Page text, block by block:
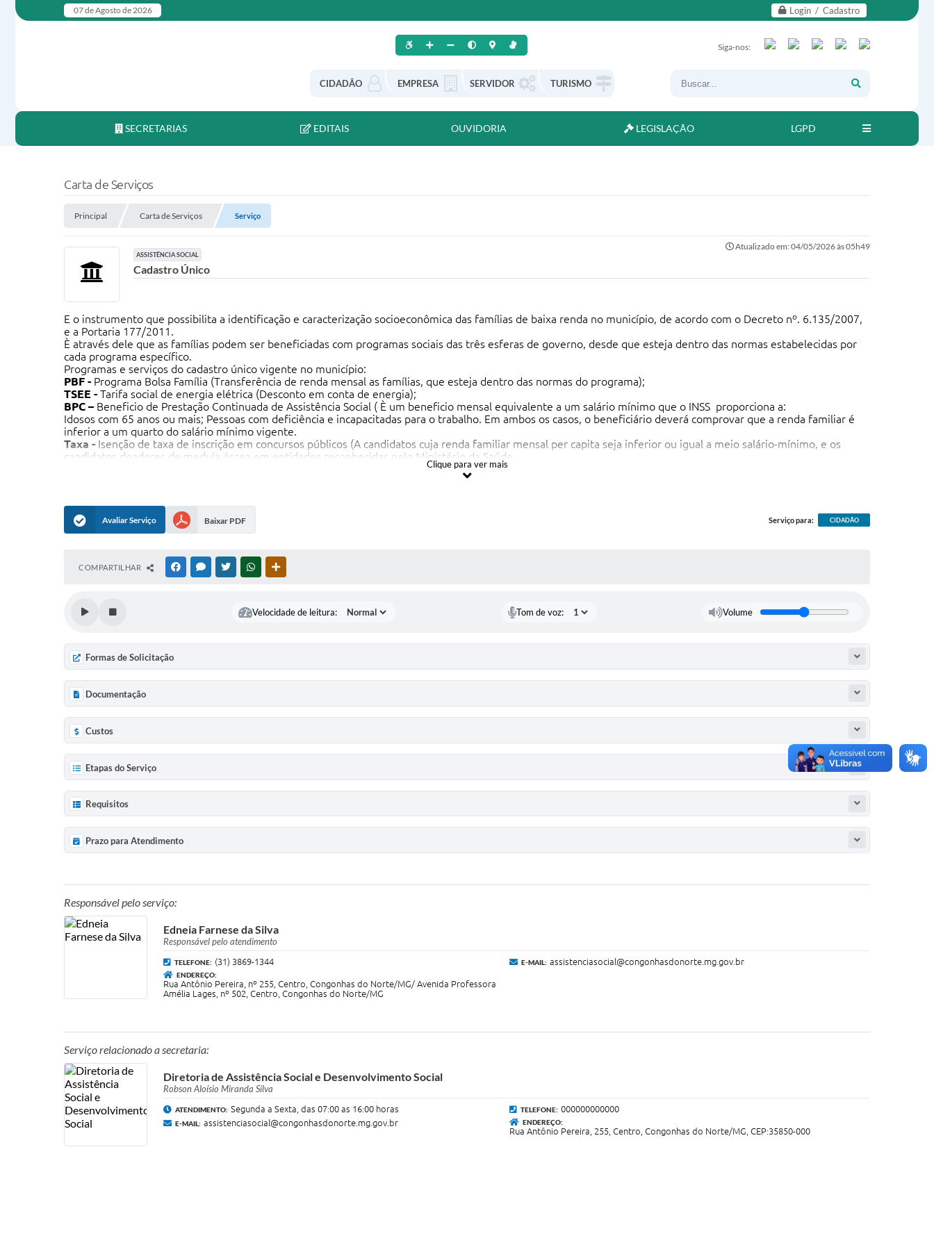
Login / Cadastro
07 de Agosto de 2026
CIDADÃO EMPRESA SERVIDOR TURISMO
Siga-nos:
SECRETARIAS EDITAIS OUVIDORIA LEGISLAÇÃO LGPD
Carta de Serviços
Principal Carta de Serviços Serviço
Atualizado em: 04/05/2026 às 05h49
ASSISTÊNCIA SOCIAL
Cadastro Único
E o instrumento que possibilita a identificação e caracterização socioeconômica das famílias de baixa renda no município, de acordo com o Decreto nº. 6.135/2007,
e a Portaria 177/2011.
È através dele que as famílias podem ser beneficiadas com programas sociais das três esferas de governo, desde que esteja dentro das normas estabelecidas por
cada programa específico.
Programas e serviços do cadastro único vigente no município:
PBF - Programa Bolsa Família (Transferência de renda mensal as famílias, que esteja dentro das normas do programa);
TSEE - Tarifa social de energia elétrica (Desconto em conta de energia);
BPC – Beneficio de Prestação Continuada de Assistência Social ( È um beneficio mensal equivalente a um salário mínimo que o INSS proporciona a:
Idosos com 65 anos ou mais; Pessoas com deficiência e incapacitadas para o trabalho. Em ambos os casos, o beneficiário deverá comprovar que a renda familiar é
inferior a um quarto do salário mínimo vigente.
Taxa - Isenção de taxa de inscrição em concursos públicos (A candidatos cuja renda familiar mensal per capita seja inferior ou igual a meio salário-mínimo, e os
candidatos doadores de medula óssea em entidades reconhecidas pelo Ministério da Saúde.
(Válido para homens e mulheres com 60 anos ou mais e que tenham renda igual ou inferior a dois salários mínimos, garantindo a gratuidade ou
desconto mínimo de metade do valor de passagens interestaduais (trens, ônibus e barcos).
Clique para ver mais
Avaliar Serviço Baixar PDF Serviço para: CIDADÃO
COMPARTILHAR FACEBOOKMESSENGER
TWITTERWHATSAPP
Velocidade de leitura: Tom de voz: Volume
Formas de Solicitação
Documentação
Custos
Etapas do Serviço
Requisitos
Prazo para Atendimento
Responsável pelo serviço:
Edneia Farnese da Silva
Responsável pelo atendimento
TELEFONE: (31) 3869-1344 E-MAIL: assistenciasocial@congonhasdonorte.mg.gov.br
ENDEREÇO:
Rua Antônio Pereira, nº 255, Centro, Congonhas do Norte/MG/ Avenida Professora
Amélia Lages, nº 502, Centro, Congonhas do Norte/MG
Serviço relacionado a secretaria:
Diretoria de Assistência Social e Desenvolvimento Social
Robson Aloísio Miranda Silva
ATENDIMENTO: Segunda a Sexta, das 07:00 as 16:00 horas TELEFONE: 000000000000
E-MAIL: assistenciasocial@congonhasdonorte.mg.gov.br ENDEREÇO:
Rua Antônio Pereira, 255, Centro, Congonhas do Norte/MG, CEP:35850-000